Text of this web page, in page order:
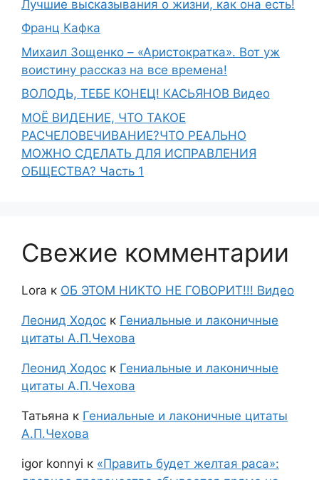
Лучшие высказывания о жизни, как она есть!
Франц Кафка
Михаил Зощенко – «Аристократка». Вот уж
воистину рассказ на все времена!
ВОЛОДЬ, ТЕБЕ КОНЕЦ! КАСЬЯНОВ Видео
МОЁ ВИДЕНИЕ, ЧТО ТАКОЕ
РАСЧЕЛОВЕЧИВАНИЕ?ЧТО РЕАЛЬНО
МОЖНО СДЕЛАТЬ ДЛЯ ИСПРАВЛЕНИЯ
ОБЩЕСТВА? Часть 1
Свежие комментарии
Lora к ОБ ЭТОМ НИКТО НЕ ГОВОРИТ!!! Видео
Леонид Ходос к Гениальные и лаконичные
цитаты А.П.Чехова
Леонид Ходос к Гениальные и лаконичные
цитаты А.П.Чехова
Татьяна к Гениальные и лаконичные цитаты
А.П.Чехова
igor konnyi к «Править будет желтая раса»: